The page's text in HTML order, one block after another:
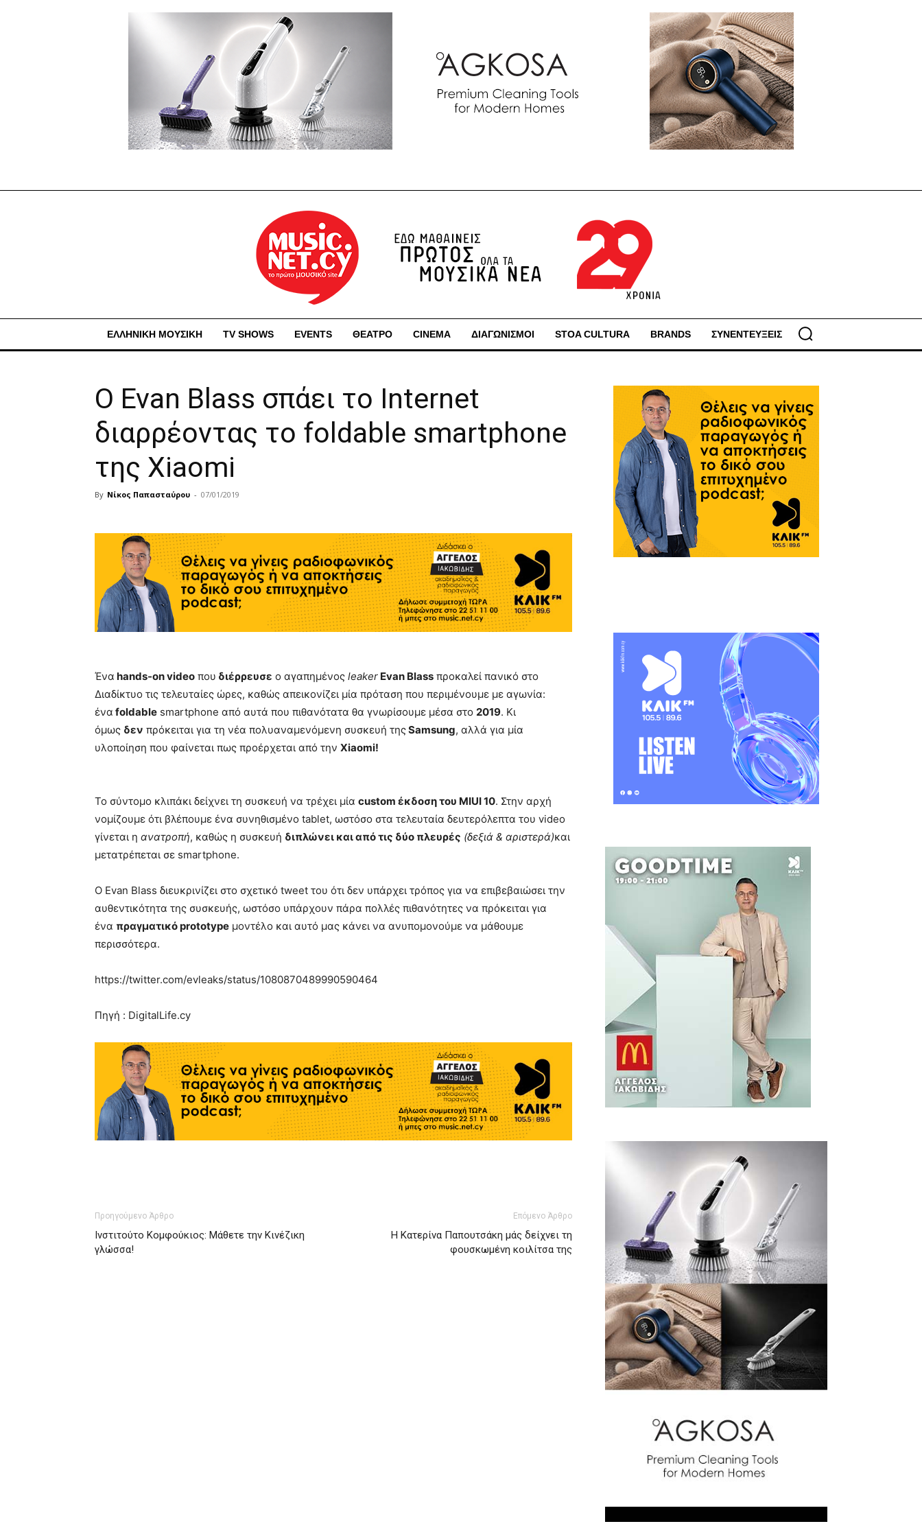
ΕΛΛΗΝΙΚΗ ΜΟΥΣΙΚΗ TV SHOWS EVENTS ΘΕΑΤΡΟ CINEMA ΔΙΑΓΩΝΙΣΜΟΙ STOA CULTURA BRANDS ΣΥΝΕΝΤΕΥΞΕΙΣ
O Evan Blass σπάει το Internet
διαρρέοντας το foldable smartphone
της Xiaomi
By Νίκος Παπασταύρου - 07/01/2019
Ένα hands-on video που διέρρευσε ο αγαπημένος leaker Evan Blass προκαλεί πανικό στο
Διαδίκτυο τις τελευταίες ώρες, καθώς απεικονίζει μία πρόταση που περιμένουμε με αγωνία:
ένα foldable smartphone από αυτά που πιθανότατα θα γνωρίσουμε μέσα στο 2019. Κι
όμως δεν πρόκειται για τη νέα πολυαναμενόμενη συσκευή τηςSamsung, αλλά για μία
υλοποίηση που φαίνεται πως προέρχεται από την Xiaomi!
Το σύντομο κλιπάκι δείχνει τη συσκευή να τρέχει μία custom έκδοση του MIUI 10. Στην αρχή
νομίζουμε ότι βλέπουμε ένα συνηθισμένο tablet, ωστόσο στα τελευταία δευτερόλεπτα του video
γίνεται η ανατροπή, καθώς η συσκευή διπλώνει και από τις δύο πλευρές (δεξιά & αριστερά)και
μετατρέπεται σε smartphone.
O Evan Blass διευκρινίζει στο σχετικό tweet του ότι δεν υπάρχει τρόπος για να επιβεβαιώσει την
αυθεντικότητα της συσκευής, ωστόσο υπάρχουν πάρα πολλές πιθανότητες να πρόκειται για
ένα πραγματικό prototype μοντέλο και αυτό μας κάνει να ανυπομονούμε να μάθουμε
περισσότερα.
https://twitter.com/evleaks/status/1080870489990590464
Πηγή : DigitalLife.cy
Προηγούμενο Άρθρο
Ινστιτούτο Κομφούκιος: Μάθετε την Κινέζικη
γλώσσα!
Επόμενο Άρθρο
Η Κατερίνα Παπουτσάκη μάς δείχνει τη
φουσκωμένη κοιλίτσα της